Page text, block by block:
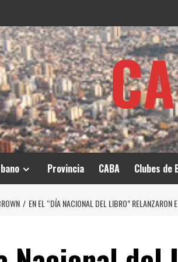
Provincia CABA Clubes de
EN EL “DÍA NACIONAL DEL LIBRO”